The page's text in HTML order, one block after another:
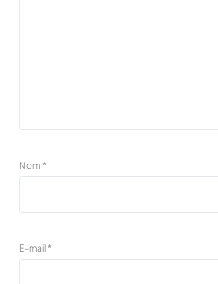
Nom*
E-mail*